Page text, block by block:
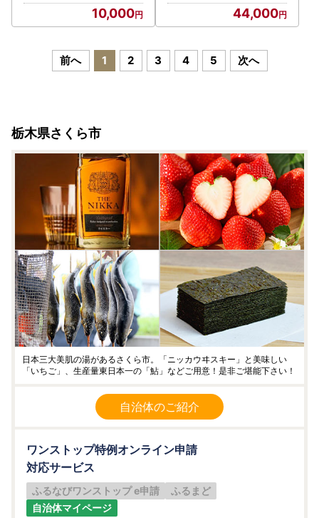
10,000 44,000
前へ 1 2 3 4 5 次へ
栃木県さくら市
日本三大美肌の湯があるさくら市。「ニッカウヰスキー」と美味しい
「いちご」、生産量東日本一の「鮎」などご用意！是非ご堪能下さい！
自治体のご紹介
ワンストップ特例オンライン申請
対応サービス
ふるなびワンストップ e申請
ふるまど
自治体マイページ